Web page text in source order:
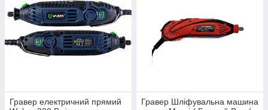
Гравер електричний прямий
Гравер Шліфувальна машина